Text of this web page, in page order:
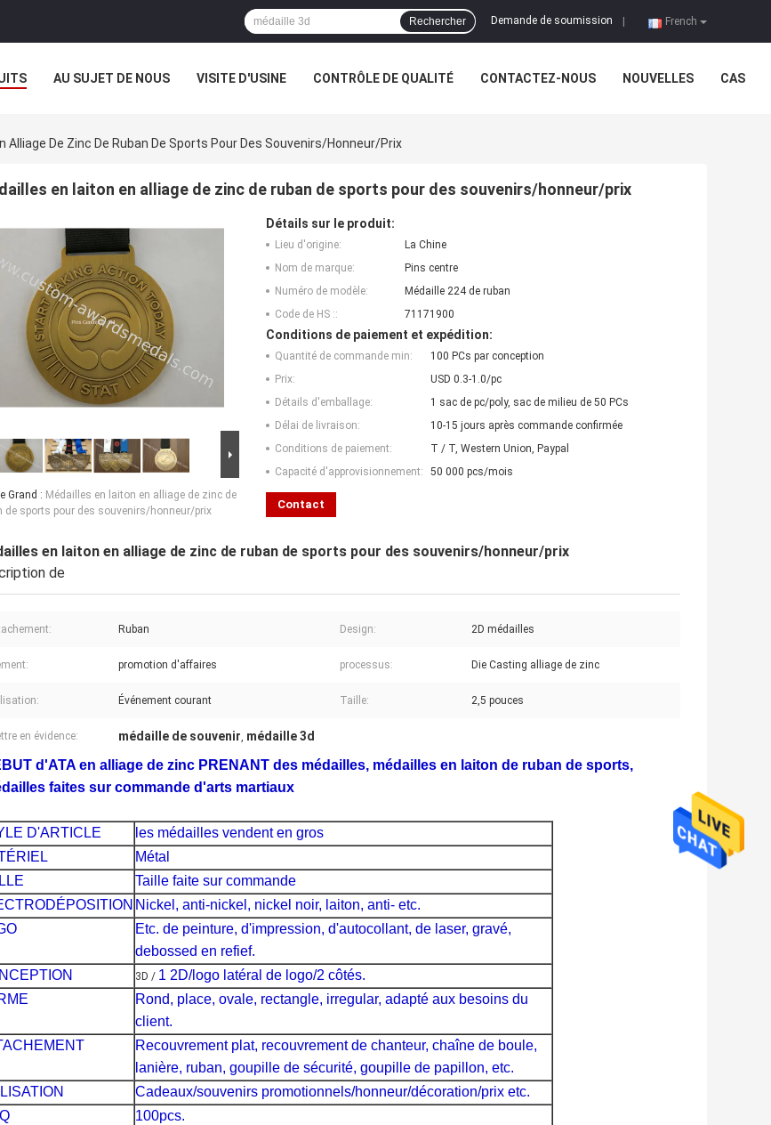
French
Demande de soumission
Rechercher
AU SUJET DE NOUS VISITE D'USINE CONTRÔLE DE QUALITÉ CONTACTEZ-NOUS NOUVELLES CAS
Alliage De Zinc De Ruban De Sports Pour Des Souvenirs/honneur/prix
en laiton en alliage de zinc de ruban de sports pour des souvenirs/honneur/prix
Grand : Médailles en laiton en alliage de zinc de
de sports pour des souvenirs/honneur/prix
Détails sur le produit:
Lieu d'origine:
La Chine
Nom de marque:
Pins centre
Numéro de modèle:
Médaille 224 de ruban
Code de HS ::
71171900
Conditions de paiement et expédition:
Quantité de commande min:
100 PCs par conception
Prix:
USD 0.3-1.0/pc
Détails d'emballage:
1 sac de pc/poly, sac de milieu de 50 PCs
Délai de livraison:
10-15 jours après commande confirmée
Conditions de paiement:
T / T, Western Union, Paypal
Capacité d'approvisionnement:
50 000 pcs/mois
Contact
en laiton en alliage de zinc de ruban de sports pour des souvenirs/honneur/prix
de
Ruban Design: 2D médailles
promotion d'affaires processus: Die Casting alliage de zinc
Événement courant Taille: 2,5 pouces
en évidence: médaille de souvenir, médaille 3d
d'ATA en alliage de zinc PRENANT des médailles, médailles en laiton de ruban de sports,
faites sur commande d'arts martiaux
D'ARTICLE
les médailles vendent en gros
Métal
Taille faite sur commande
Nickel, anti-nickel, nickel noir, laiton, anti- etc.
Etc. de peinture, d'impression, d'autocollant, de laser, gravé,
debossed en refief.
3D / 1 2D/logo latéral de logo/2 côtés.
Rond, place, ovale, rectangle, irregular, adapté aux besoins du
client.
Recouvrement plat, recouvrement de chanteur, chaîne de boule,
lanière, ruban, goupille de sécurité, goupille de papillon, etc.
Cadeaux/souvenirs promotionnels/honneur/décoration/prix etc.
100pcs.